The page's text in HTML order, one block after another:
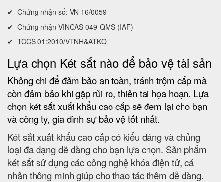
✔ Chứng nhận số: VN 16/0059
✔ Chứng nhận VINCAS 049-QMS (IAF)
✔ TCCS 01:2010/VTNH&ATKQ
Lựa chọn Két sắt nào để bảo vệ tài sản
Không chi để đảm bảo an toàn, tránh trộm cắp mà
còn đảm bảo khi gặp rủi ro, thiên tai họa hoạn. Lựa
chọn két sắt xuất khẩu cao cấp sẽ đem lại cho bạn
và công ty, gia đình sự bảo vệ tốt nhất.
Két sắt xuất khẩu cao cấp có kiểu dáng và chủng
loại đa dạng dễ dàng cho bạn lựa chọn. Sản phẩm
két sắt sử dụng các công nghệ khóa điện tử, cá
nhân thông minh giúp cho thao tác thêm dễ dàng.